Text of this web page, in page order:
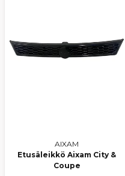
AIXAM
Etusäleikkö Aixam City &
Coupe